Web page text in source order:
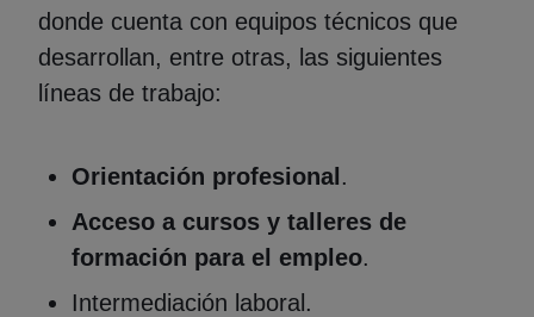
donde cuenta con equipos técnicos que
desarrollan, entre otras, las siguientes
líneas de trabajo:
Orientación profesional .
Acceso a cursos y talleres de
formación para el empleo.
Intermediación laboral.